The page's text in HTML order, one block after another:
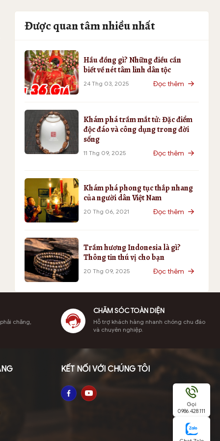
Được quan tâm nhiều nhất
Hầu đồng gì? Những điều cần
biết về nét tâm linh dân tộc
24 Thg 03, 2025 Đọc thêm
Khám phá trầm mắt tử: Đặc điểm
độc đáo và công dụng trong đời
sống
11 Thg 09, 2025 Đọc thêm
Khám phá phong tục thắp nhang
của người dân Việt Nam
20 Thg 06, 2021 Đọc thêm
Trầm hương Indonesia là gì?
Thông tin thú vị cho bạn
20 Thg 09, 2025 Đọc thêm
chăng,
CHĂM SÓC TOÀN DIỆN
Hỗ trợ khách hàng nhanh chóng chu đáo
và chuyên nghiệp.
KẾT NỐI VỚI CHÚNG TÔI
Gọi
0986.428.111